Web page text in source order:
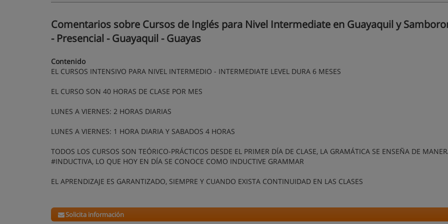
Comentarios sobre Cursos de Inglés para Nivel Intermediate en Guayaquil y
- Presencial - Guayaquil - Guayas
Contenido
EL CURSOS INTENSIVO PARA NIVEL INTERMEDIO - INTERMEDIATE LEVEL DURA 6 MESES
EL CURSO SON 40 HORAS DE CLASE POR MES
LUNES A VIERNES: 2 HORAS DIARIAS
LUNES A VIERNES: 1 HORA DIARIA Y SABADOS 4 HORAS
TODOS LOS CURSOS SON TEÓRICO-PRÁCTICOS DESDE EL PRIMER DÍA DE CLASE, LA GRAMÁTICA SE ENSEÑA DE
#INDUCTIVA, LO QUE HOY EN DÍA SE CONOCE COMO INDUCTIVE GRAMMAR
EL APRENDIZAJE ES GARANTIZADO, SIEMPRE Y CUANDO EXISTA CONTINUIDAD EN LAS CLASES
Solicita información